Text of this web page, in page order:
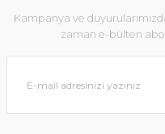
Kampanya ve
zaman e-bülten